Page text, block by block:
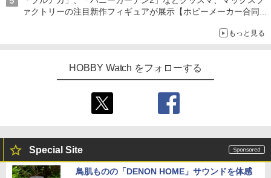
ァクトリーの注目新作フィギュアが展示【ホビーメーカー合同展
もっと見る
HOBBY Watch をフォローする
Special Site
鳥肌ものの「DENON HOME」サウンドを体感